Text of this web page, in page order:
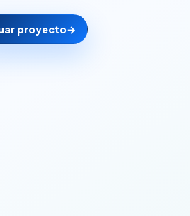
proyecto→